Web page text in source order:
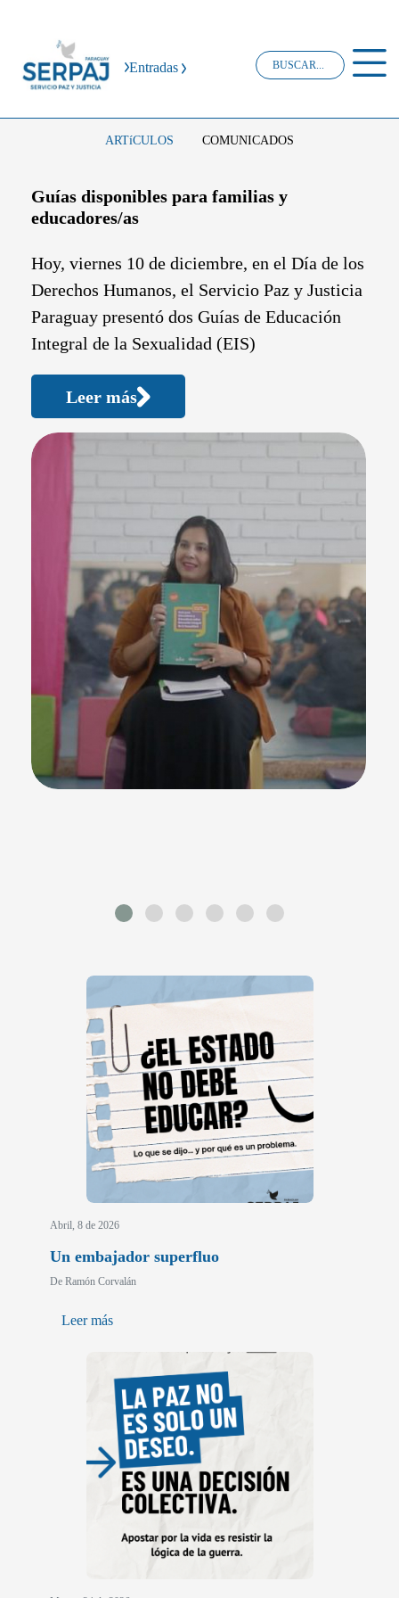
Entradas
ARTíCULOS COMUNICADOS
Guías disponibles para familias y
educadores/as
Hoy, viernes 10 de diciembre, en el Día de los
Derechos Humanos, el Servicio Paz y Justicia
Paraguay presentó dos Guías de Educación
Integral de la Sexualidad (EIS)
Leer más
Abril, 8 de 2026
Un embajador superfluo
De Ramón Corvalán
Leer más